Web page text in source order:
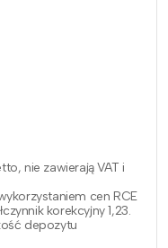
nie zawierają VAT i
cen RCE
korekcyjny 1,23.
depozytu